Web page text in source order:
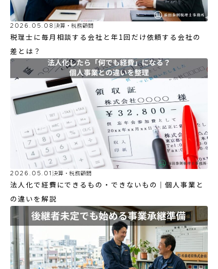
2026.05.08 決算・税務顧問
税理士に毎月相談する会社と年1回だけ依頼する会社の
差とは？
2026.05.01 決算・税務顧問
法人化で経費にできるもの・できないもの｜個人事業と
の違いを解説